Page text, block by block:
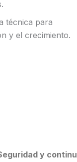
técnica para
y el crecimiento.
y